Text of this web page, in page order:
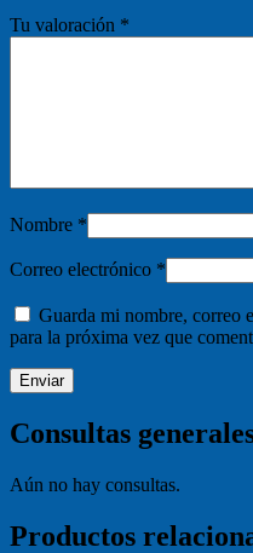
Tu valoración *
Nombre *
Correo electrónico *
Guarda mi nombre, correo
para la próxima vez que
Consultas
Aún no hay consultas.
Productos